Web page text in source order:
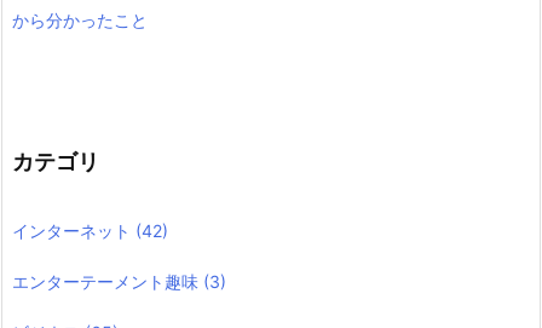
から分かったこと
カテゴリ
インターネット (42)
エンターテーメント趣味 (3)